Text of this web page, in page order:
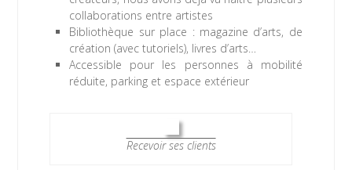
collaborations entre artistes
Bibliothèque sur place : magazine d’arts, de
création (avec tutoriels), livres d’arts…
Accessible pour les personnes à mobilité
réduite, parking et espace extérieur
Recevoir ses clients